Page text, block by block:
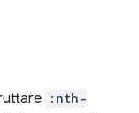
:nth-